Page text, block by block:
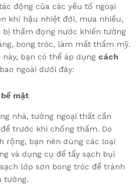
động của các yếu tố ngoại
khí hậu nhiệt đới, mưa nhiều,
bị thấm đọng nước khiến tường
bong tróc, làm mất thẩm mỹ.
bạn có thể áp dụng cách
bao ngoài dưới đây:
mặt
nhà, tường ngoại thất cần
trước khi chống thấm. Do
rộng, bạn nên dùng các loại
và dụng cụ để tẩy sạch bụi
lớp sơn bong tróc để tránh
tường.